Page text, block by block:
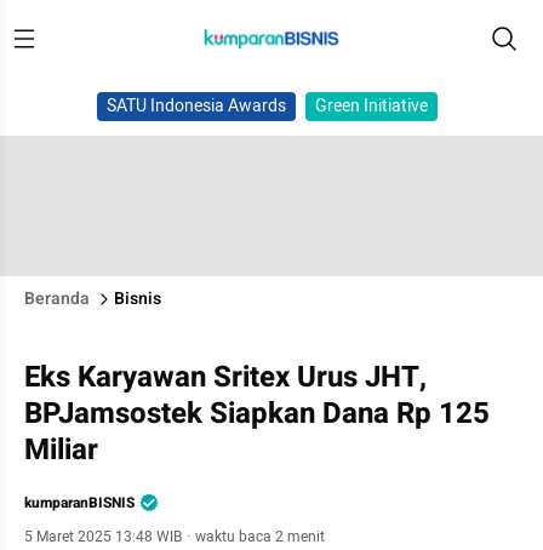
SATU Indonesia Awards Green Initiative
Beranda Bisnis
Eks Karyawan Sritex Urus JHT,
BPJamsostek Siapkan Dana Rp 125
Miliar
kumparanBISNIS
5 Maret 2025 13:48 WIB · waktu baca 2 menit